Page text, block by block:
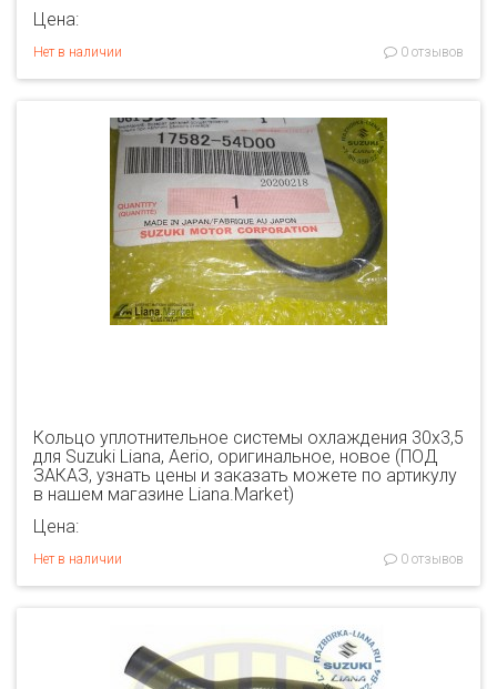
Цена:
Нет в наличии 0 отзывов
Кольцо уплотнительное системы охлаждения 30x3,5
для Suzuki Liana, Aerio, оригинальное, новое (ПОД
ЗАКАЗ, узнать цены и заказать можете по артикулу
в нашем магазине Liana.Market)
Цена:
Нет в наличии 0 отзывов